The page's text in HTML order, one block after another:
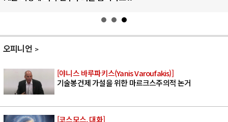
오피니언
[야니스 바루파키스(Yanis Varoufakis)]
기술봉건제 가설을 위한 마르크스주의적 논거
[코스모스, 대화]